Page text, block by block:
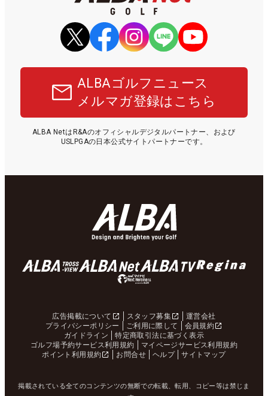
ALBAゴルフニュース
メルマガ登録はこちら
ALBA NetはR&Aのオフィシャルデジタルパートナー、および
USLPGAの日本公式サイトパートナーです。
広告掲載について スタッフ募集
運営会社
プライバシーポリシー
ご利用に際して
会員規約
ガイドライン
特定商取引法に基づく表示
ゴルフ場予約サービス利用規約
マイページサービス利用規約
ポイント利用規約
お問合せ ヘルプ サイトマップ
掲載されている全てのコンテンツの無断での転載、転用、コピー等は禁じま